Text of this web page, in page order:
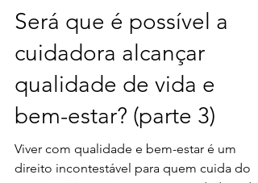
cuidateparacuidares
Será que é possível a
cuidadora alcançar
qualidade de vida e
bem-estar? (parte 3)